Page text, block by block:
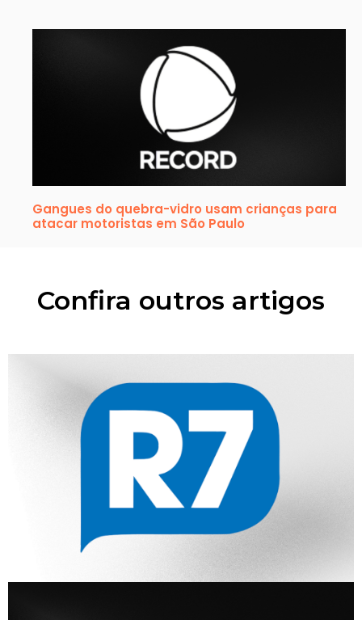
Gangues do quebra-vidro usam crianças para
atacar motoristas em São Paulo
Confira outros artigos